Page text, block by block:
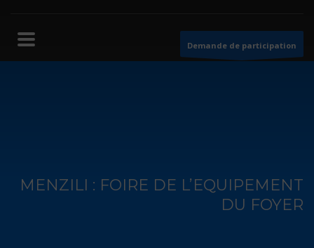
Demande de participation
MENZILI : FOIRE DE L’EQUIPEMENT
DU FOYER